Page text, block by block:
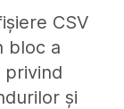
CSV
bloc a
privind
și